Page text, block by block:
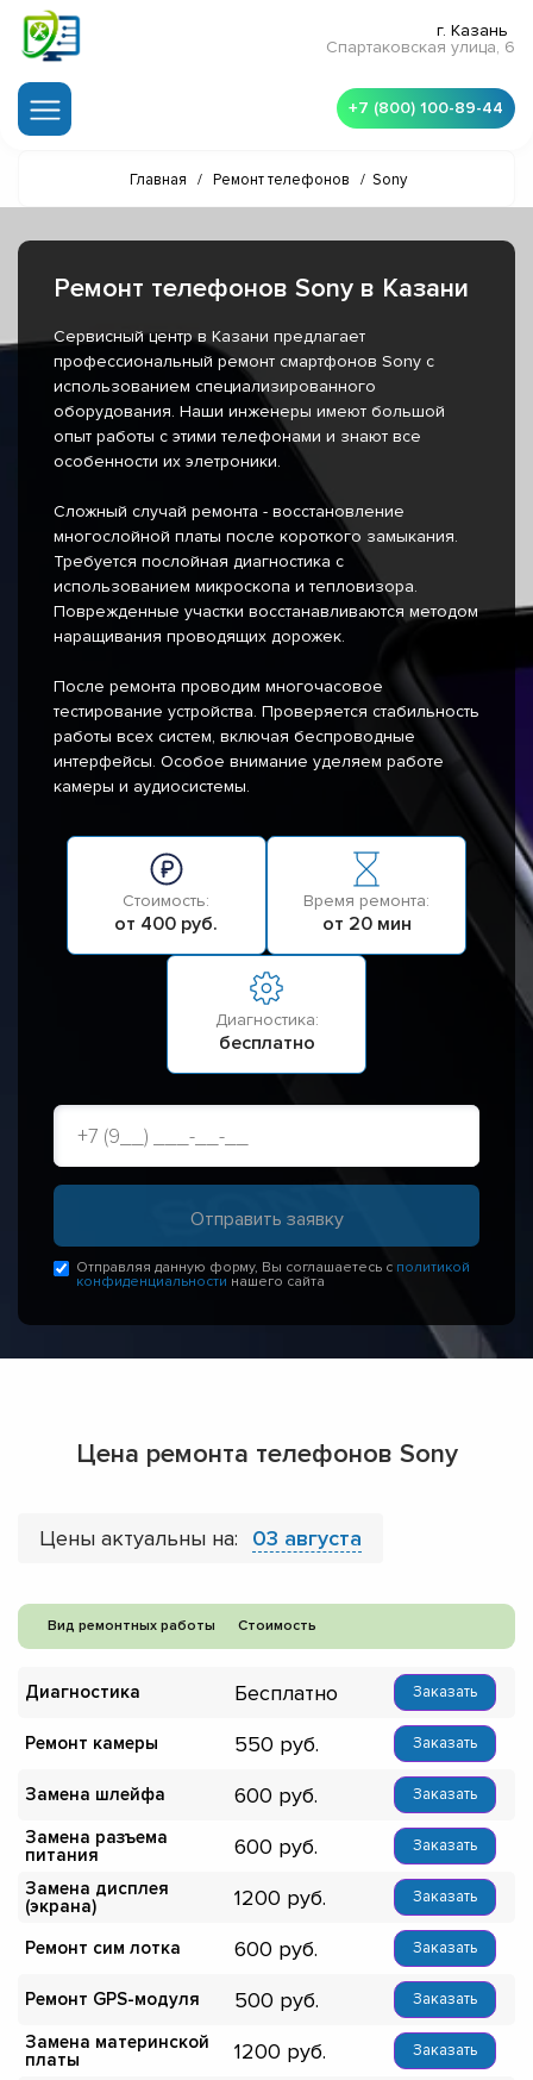
г. Казань
Спартаковская улица, 6
+7 (800) 100-89-44
Главная / Ремонт телефонов / Sony
Ремонт телефонов Sony в Казани
Сервисный центр в Казани предлагает
профессиональный ремонт смартфонов Sony с
использованием специализированного
оборудования. Наши инженеры имеют большой
опыт работы с этими телефонами и знают все
особенности их элетроники.
Сложный случай ремонта - восстановление
многослойной платы после короткого замыкания.
Требуется послойная диагностика с
использованием микроскопа и тепловизора.
Поврежденные участки восстанавливаются методом
наращивания проводящих дорожек.
После ремонта проводим многочасовое
тестирование устройства. Проверяется стабильность
работы всех систем, включая беспроводные
интерфейсы. Особое внимание уделяем работе
камеры и аудиосистемы.
Стоимость:
от 400 руб.
Время ремонта:
от 20 мин
Диагностика:
бесплатно
Отправляя данную форму, Вы соглашаетесь с политикой
конфиденциальности нашего сайта
Цена ремонта телефонов Sony
Цены актуальны на: 03 августа
Вид ремонтных работы Стоимость
Диагностика Бесплатно Заказать
Ремонт камеры 550 Заказать
Замена шлейфа 600 Заказать
Замена разъема
питания
600 Заказать
Замена дисплея
(экрана)
1200 Заказать
Ремонт сим лотка 600 Заказать
Ремонт GPS-модуля 500 Заказать
Замена материнской
платы
1200 Заказать